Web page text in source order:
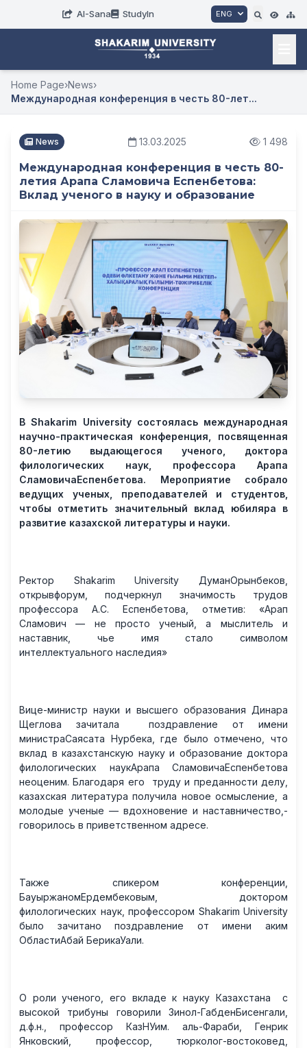
AI-Sana StudyIn ENG
Home Page›News›
Международная конференция в честь 80-лет...
News 13.03.2025 1 498
Международная конференция в честь 80-
летия Арапа Сламовича Еспенбетова:
Вклад ученого в науку и образование
В Shakarim University состоялась международная
научно-практическая конференция, посвященная
80-летию выдающегося ученого, доктора
филологических наук, профессора Арапа
СламовичаЕспенбетова. Мероприятие собрало
ведущих ученых, преподавателей и студентов,
чтобы отметить значительный вклад юбиляра в
развитие казахской литературы и науки.​
Ректор Shakarim University ДуманОрынбеков,
открывфорум, подчеркнул значимость трудов
профессора А.С. Еспенбетова, отметив: «Арап
Сламович — не просто ученый, а мыслитель и
наставник, чье имя стало символом
интеллектуального наследия»
Вице-министр науки и высшего образования Динара
Щеглова зачитала поздравление от имени
министраСаясата Н​урбека, где было отмечено, что
вклад в казахстанскую науку и образование доктора
филологических наукАрапа СламовичаЕспенбетова
неоценим. Благодаря его труду и преданности делу,
казахская литература получила новое осмысление, а
молодые ученые — вдохновение и наставничество,-
говорилось в приветственном адресе.
Также спикером конференции,
БауыржаномЕрдембековым, доктором
филологических наук, профессором Shakarim University
было зачитано поздравление от имени аким
ОбластиАбай БерикаУали.
О роли ученого, его вкладе к науку Казахстана с
высокой трибуны говорили Зинол-ГабденБисенгали,
д.ф.н., профессор КазНУим. аль-Фараби, Генрик
Янковский, профессор, тюрколог-востоковед,